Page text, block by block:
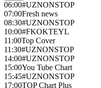
06:00#UZNONSTOP
07:00Fresh news
08:30#UZNONSTOP
10:00#FKOKTEYL
11:00Top Cover
11:30#UZNONSTOP
14:00#UZNONSTOP
15:00You Tube Chart
15:45#UZNONSTOP
17:00TOP Chart Plus